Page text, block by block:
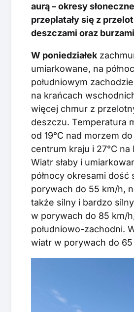
aurą – okresy
przeplatały się z
deszczami oraz
W poniedziałek
umiarkowane, na
południowym
na krańcach
więcej chmur z
deszczu. Temperatura
od 19°C nad morzem
centrum kraju i 27°C na
Wiatr słaby i
północy okresami dość
porywach do 55 km/h,
także silny i bardzo
w porywach do 85 km/
południowo-zachodni.
wiatr w porywach do